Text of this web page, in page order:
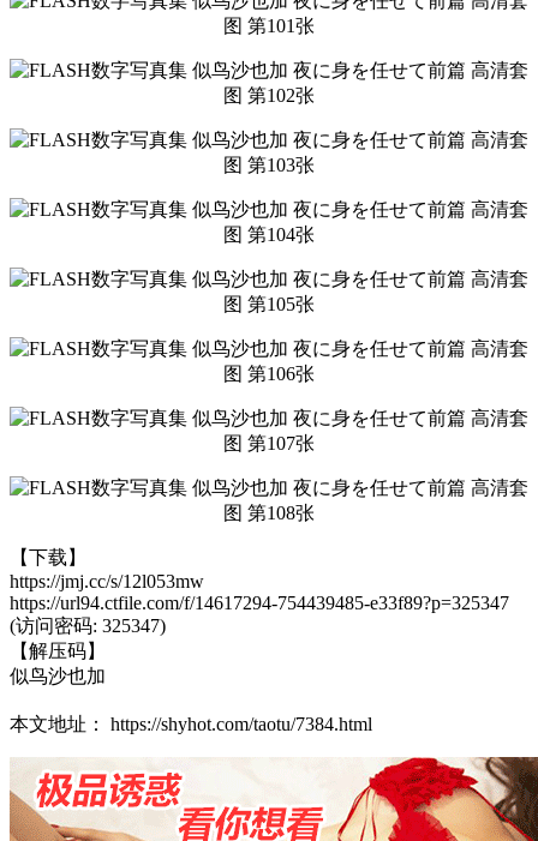
【下载】
https://jmj.cc/s/12l053mw
https://url94.ctfile.com/f/14617294-754439485-e33f89?p=325347
(访问密码: 325347)
【解压码】
似鸟沙也加
本文地址： https://shyhot.com/taotu/7384.html